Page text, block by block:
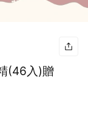
(46入)贈